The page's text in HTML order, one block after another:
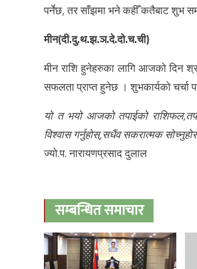
पर्नेछ, तर साँझमा भने कहीँ कतैबाट शुभ
मीन(दी.दु.थ.झ.ञ.दे.दो.च.ची)
मीन राशि हुनेहरुका लागि आजको दिन
सफलता प्राप्त हुनेछ । शुभकार्यको चर्चा
यो त भयो आजको तपाईको
विश्वास गर्नुहोस्,सधैंव सकरात्मक
ज्यो.प. नारायणप्रसाद दुलाल
सम्बन्धित समाचार